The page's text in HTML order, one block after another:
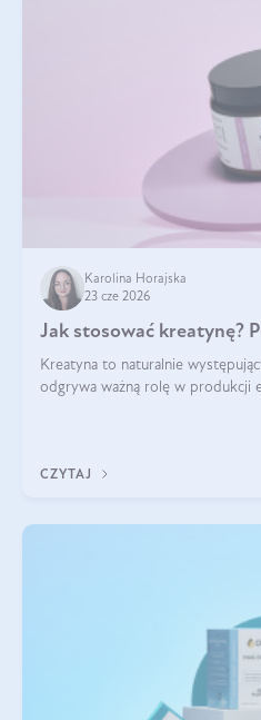
Karolina Horajska
23 cze 2026
Jak stosować kreatynę?
Kreatyna to naturalnie
odgrywa ważną rolę w produkcji
CZYTAJ